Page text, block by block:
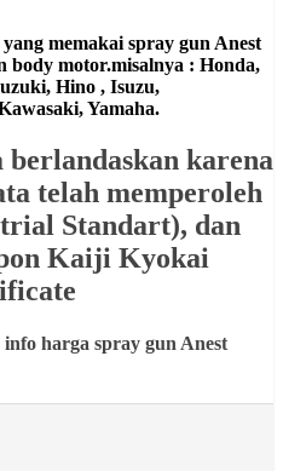
memakai spray gun Anest
body motor.misalnya : Honda,
Hino , Isuzu,
Yamaha.
karena
telah memperoleh
Standart), dan
Kaiji Kyokai